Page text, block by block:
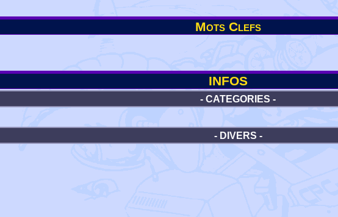
Mots Clefs
INFOS
- CATEGORIES -
- DIVERS -